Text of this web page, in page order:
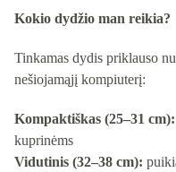
Kokio dydžio man reikia?
Tinkamas dydis priklauso
nešiojamąjį kompiuterį:
Kompaktiškas (25–31 cm):
kuprinėms
Vidutinis (32–38 cm):